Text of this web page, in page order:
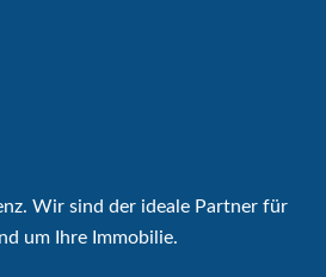
Wir sind der ideale Partner für
um Ihre Immobilie.